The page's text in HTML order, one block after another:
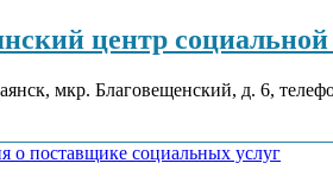
центр социальной
мкр. Благовещенский, д. 6,
о поставщике социальных услуг